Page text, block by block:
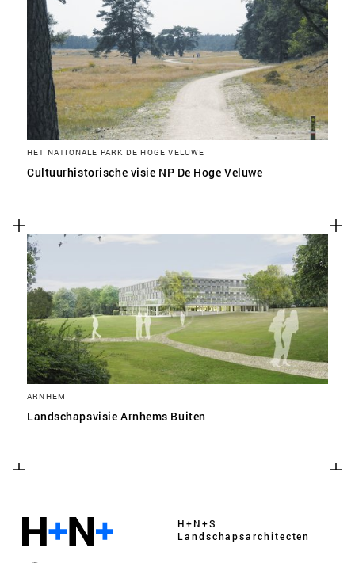
HET NATIONALE PARK DE HOGE VELUWE
Cultuurhistorische visie NP De Hoge Veluwe
ARNHEM
Landschapsvisie Arnhems Buiten
H+N+S
Landschaps­architecten